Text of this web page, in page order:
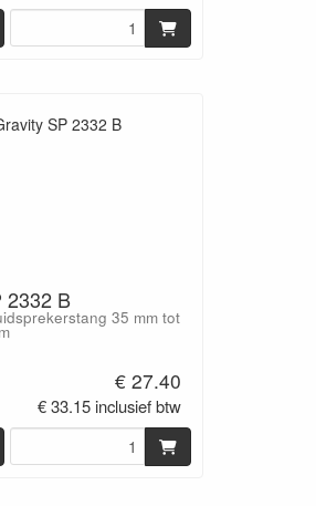
2332 B
35 mm tot
€ 27.40
€ 33.15 inclusief btw